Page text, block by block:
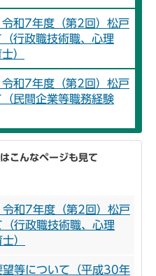
令和7年度（第2回）松戸
行政職技術職、心理
）
令和7年度（第2回）松戸
民間企業等職務経験
こんなページも見て
令和7年度（第2回）松戸
行政職技術職、心理
）
望等について（平成30年